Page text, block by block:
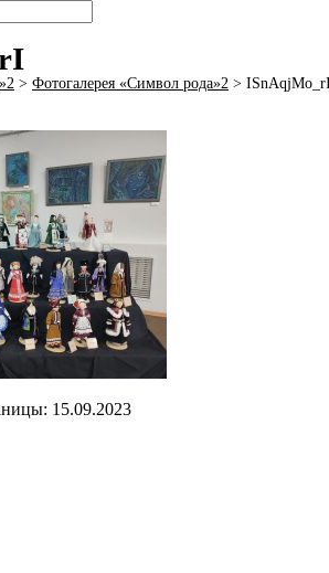
> Фотогалерея «Символ рода»2 > ISnAqjMo_rI
15.09.2023